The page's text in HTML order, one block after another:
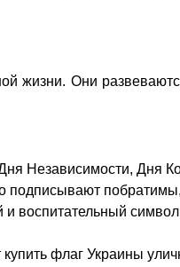
жизни. Они
Независимости, Дня
подписывают
и воспитательный
купить флаг Украины